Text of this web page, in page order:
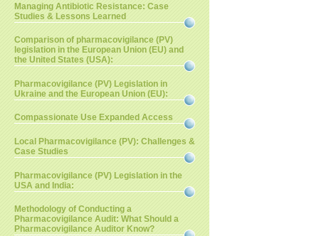
Managing Antibiotic Resistance: Case
Studies & Lessons Learned
Comparison of pharmacovigilance (PV)
legislation in the European Union (EU) and
the United States (USA):
Pharmacovigilance (PV) Legislation in
Ukraine and the European Union (EU):
Compassionate Use Expanded Access
Local Pharmacovigilance (PV): Challenges &
Case Studies
Pharmacovigilance (PV) Legislation in the
USA and India:
Methodology of Conducting a
Pharmacovigilance Audit: What Should a
Pharmacovigilance Auditor Know?